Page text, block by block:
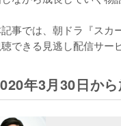
事では、朝ドラ『スカ
できる見逃し配信サー
年3月30日か